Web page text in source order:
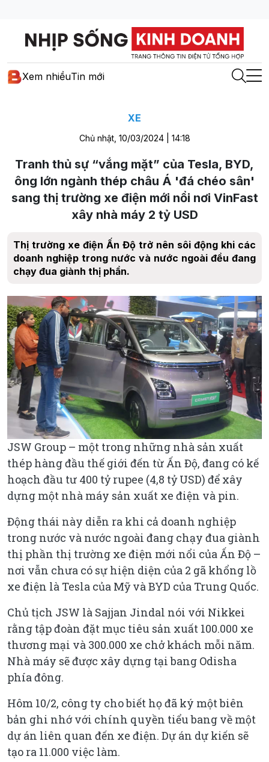
Xem nhiềuTin mới
XE
Chủ nhật, 10/03/2024 | 14:18
Tranh thủ sự “vắng mặt” của Tesla, BYD,
ông lớn ngành thép châu Á 'đá chéo sân'
sang thị trường xe điện mới nổi nơi VinFast
xây nhà máy 2 tỷ USD
Thị trường xe điện Ấn Độ trở nên sôi động khi các
doanh nghiệp trong nước và nước ngoài đều đang
chạy đua giành thị phần.
JSW Group – một trong những nhà sản xuất
thép hàng đầu thế giới đến từ Ấn Độ, đang có kế
hoạch đầu tư 400 tỷ rupee (4,8 tỷ USD) để xây
dựng một nhà máy sản xuất xe điện và pin.
Động thái này diễn ra khi cả doanh nghiệp
trong nước và nước ngoài đang chạy đua giành
thị phần thị trường xe điện mới nổi của Ấn Độ –
nơi vẫn chưa có sự hiện diện của 2 gã khổng lồ
xe điện là Tesla của Mỹ và BYD của Trung Quốc.
Chủ tịch JSW là Sajjan Jindal nói với Nikkei
rằng tập đoàn đặt mục tiêu sản xuất 100.000 xe
thương mại và 300.000 xe chở khách mỗi năm.
Nhà máy sẽ được xây dựng tại bang Odisha
phía đông.
Hôm 10/2, công ty cho biết họ đã ký một biên
bản ghi nhớ với chính quyền tiểu bang về một
dự án liên quan đến xe điện. Dự án dự kiến sẽ
tạo ra 11.000 việc làm.